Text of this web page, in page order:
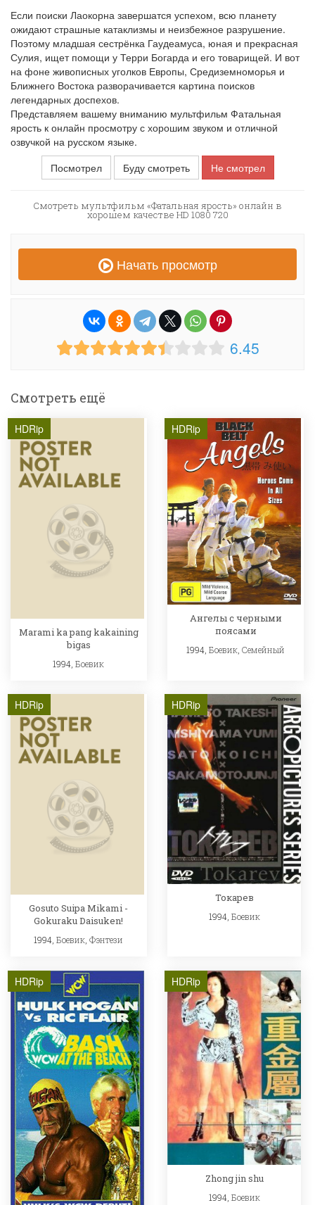
Если поиски Лаокорна завершатся успехом, всю планету
ожидают страшные катаклизмы и неизбежное разрушение.
Поэтому младшая сестрёнка Гаудеамуса, юная и прекрасная
Сулия, ищет помощи у Терри Богарда и его товарищей. И вот
на фоне живописных уголков Европы, Средиземноморья и
Ближнего Востока разворачивается картина поисков
легендарных доспехов.
Представляем вашему вниманию мультфильм Фатальная
ярость к онлайн просмотру с хорошим звуком и отличной
озвучкой на русском языке.
Посмотрел
Буду смотреть Не смотрел
Смотреть мультфильм «Фатальная ярость» онлайн в
хорошем качестве HD 1080 720
Начать просмотр
6.45
Смотреть ещё
HDRip
Marami ka pang kakaining
bigas
1994,Боевик
HDRip
Ангелы с черными
поясами
1994,Боевик,Семейный
HDRip
Gosuto Suipa Mikami -
Gokuraku Daisuken!
1994,Боевик,Фэнтези
HDRip
Токарев
1994, Боевик
HDRip HDRip
Zhong jin shu
1994, Боевик